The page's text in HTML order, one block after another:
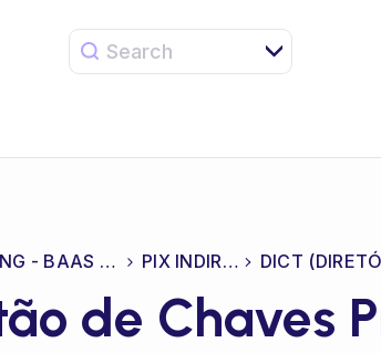
Search
CEL_BANKING - BAAS & CORE PIX INDIRETO
de Chaves